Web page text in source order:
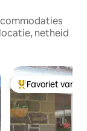
netheid
Topfavoriet van
Favoriet van